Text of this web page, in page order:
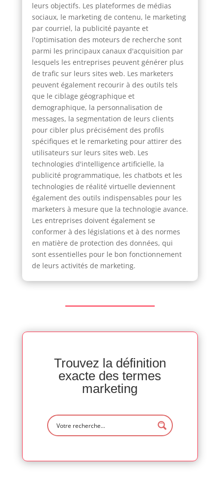
leurs objectifs. Les plateformes de médias
sociaux, le marketing de contenu, le marketing
par courriel, la publicité payante et
l'optimisation des moteurs de recherche sont
parmi les principaux canaux d'acquisition par
lesquels les entreprises peuvent générer plus
de trafic sur leurs sites web. Les marketers
peuvent également recourir à des outils tels
que le ciblage géographique et
demographique, la personnalisation de
messages, la segmentation de leurs clients
pour cibler plus précisément des profils
spécifiques et le remarketing pour attirer des
utilisateurs sur leurs sites web. Les
technologies d'intelligence artificielle, la
publicité programmatique, les chatbots et les
technologies de réalité virtuelle deviennent
également des outils indispensables pour les
marketers à mesure que la technologie avance.
Les entreprises doivent également se
conformer à des législations et à des normes
en matière de protection des données, qui
sont essentielles pour le bon fonctionnement
de leurs activités de marketing.
Trouvez la définition
exacte des termes
marketing